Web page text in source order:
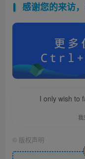
感谢您的来访
I only wish to
© 版权声明